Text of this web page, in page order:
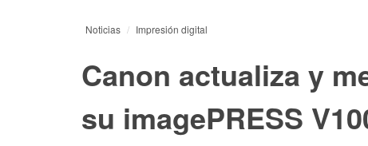
Noticias Impresión digital
Canon actualiza y
su imagePRESS